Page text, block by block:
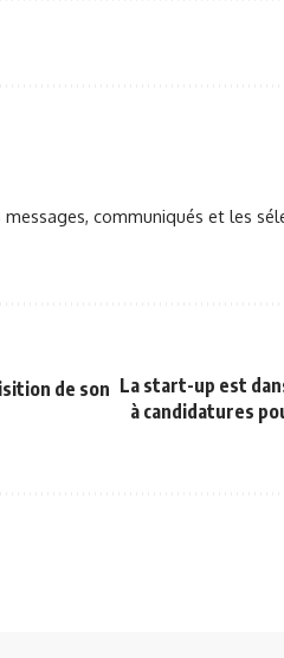
communiqués et les
de son La start-up est
à candidatures